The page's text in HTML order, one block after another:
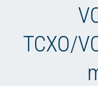
Anwendungsbereiche
TCXO/